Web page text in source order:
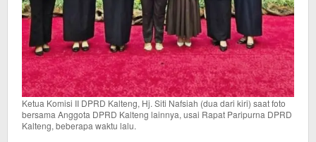
Ketua Komisi II DPRD Kalteng, Hj. Siti Nafsiah (dua dari kiri) saat foto
bersama Anggota DPRD Kalteng lainnya, usai Rapat Paripurna DPRD
Kalteng, beberapa waktu lalu.